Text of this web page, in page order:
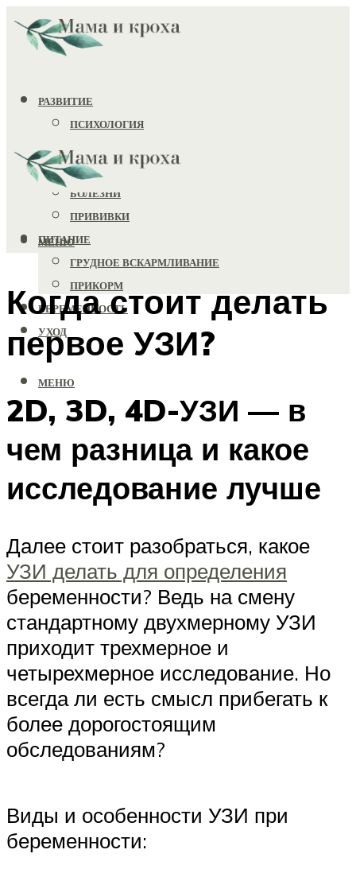
РАЗВИТИЕ
ПСИХОЛОГИЯ
ИГРУШКИ
ЗДОРОВЬЕ
БОЛЕЗНИ
ПРИВИВКИ
ПИТАНИЕ
ГРУДНОЕ ВСКАРМЛИВАНИЕ
ПРИКОРМ
БЕРЕМЕННОСТЬ
УХОД
МЕНЮ
МЕНЮ
Когда стоит делать
первое УЗИ?
2D, 3D, 4D-УЗИ — в
чем разница и какое
исследование лучше
Далее стоит разобраться, какое
УЗИ делать для определения
беременности? Ведь на смену
стандартному двухмерному УЗИ
приходит трехмерное и
четырехмерное исследование. Но
всегда ли есть смысл прибегать к
более дорогостоящим
обследованиям?
Виды и особенности УЗИ при
беременности: